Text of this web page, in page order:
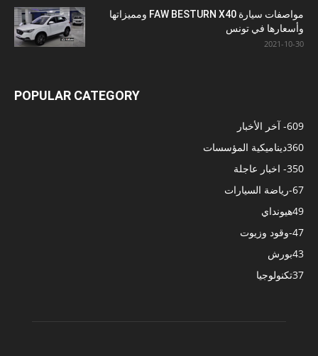
مواصفات سيارة FAW BESTURN X40 ومميزاتها
وأسعارها في تونس
2021-10-30
POPULAR CATEGORY
- آخر الأخبار609
ديناميكية المؤسسات360
- اخبار عاجلة350
-رياضة السيارات67
هيونداي49
-وقود وزيوت47
بورش43
تكنولوجيا37